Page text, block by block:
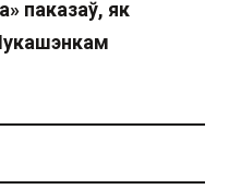
паказаў, як